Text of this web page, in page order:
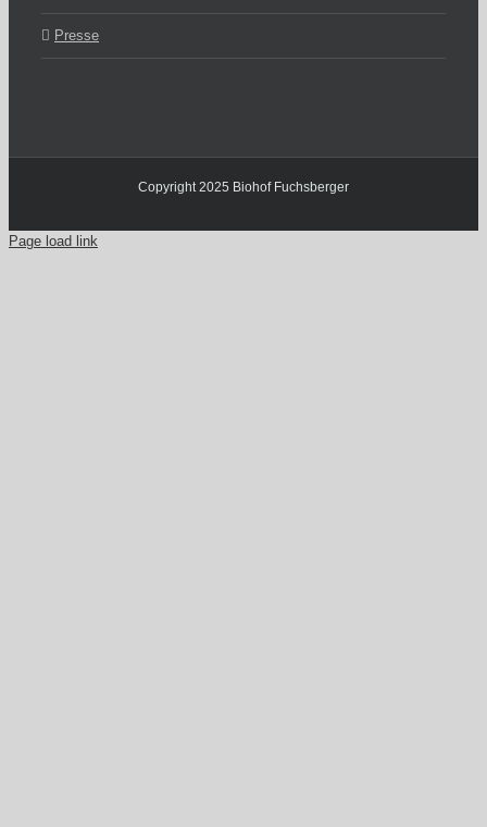
Presse
Copyright 2025 Biohof Fuchsberger
Page load link